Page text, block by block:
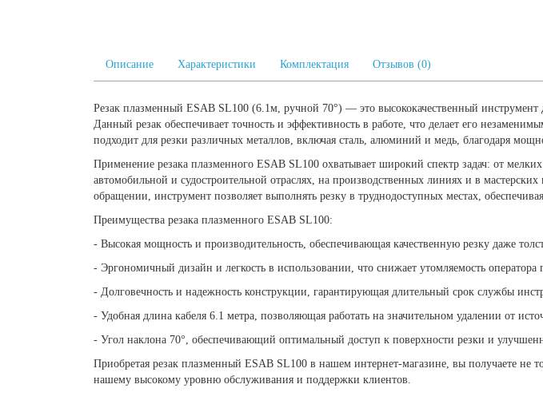
Описание Характеристики Комплектация Отзывов (0)
Резак плазменный ESAB SL100 (6.1м, ручной 70°) — это высококачественный инструмент
Данный резак обеспечивает точность и эффективность в работе, что делает его
подходит для резки различных металлов, включая сталь, алюминий и медь, благодаря
Применение резака плазменного ESAB SL100 охватывает широкий спектр задач: от
автомобильной и судостроительной отраслях, на производственных линиях и в
обращении, инструмент позволяет выполнять резку в труднодоступных местах,
Преимущества резака плазменного ESAB SL100:
- Высокая мощность и производительность, обеспечивающая качественную резку даже
- Эргономичный дизайн и легкость в использовании, что снижает утомляемость оператора
- Долговечность и надежность конструкции, гарантирующая длительный срок службы
- Удобная длина кабеля 6.1 метра, позволяющая работать на значительном удалении от
- Угол наклона 70°, обеспечивающий оптимальный доступ к поверхности резки и
Приобретая резак плазменный ESAB SL100 в нашем интернет-магазине, вы получаете не
нашему высокому уровню обслуживания и поддержки клиентов.